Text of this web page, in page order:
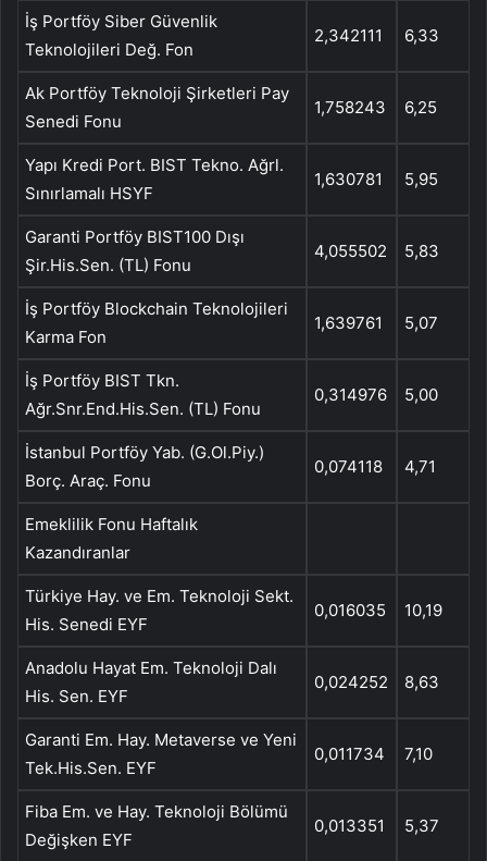
İş Portföy Siber Güvenlik
Teknolojileri Değ. Fon
2,342111 6,33
Ak Portföy Teknoloji Şirketleri Pay
Senedi Fonu
1,758243 6,25
Yapı Kredi Port. BIST Tekno. Ağrl.
Sınırlamalı HSYF
1,630781 5,95
Garanti Portföy BIST100 Dışı
Şir.His.Sen. (TL) Fonu
4,055502 5,83
İş Portföy Blockchain Teknolojileri
Karma Fon
1,639761 5,07
İş Portföy BIST Tkn.
Ağr.Snr.End.His.Sen. (TL) Fonu
0,314976 5,00
İstanbul Portföy Yab. (G.Ol.Piy.)
Borç. Araç. Fonu
0,074118 4,71
Emeklilik Fonu Haftalık
Kazandıranlar
Türkiye Hay. ve Em. Teknoloji Sekt.
His. Senedi EYF
0,016035 10,19
Anadolu Hayat Em. Teknoloji Dalı
His. Sen. EYF
0,024252 8,63
Garanti Em. Hay. Metaverse ve Yeni
Tek.His.Sen. EYF
0,011734 7,10
Fiba Em. ve Hay. Teknoloji Bölümü
Değişken EYF
0,013351 5,37